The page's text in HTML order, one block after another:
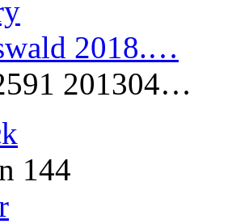
2018.…
201304…
144